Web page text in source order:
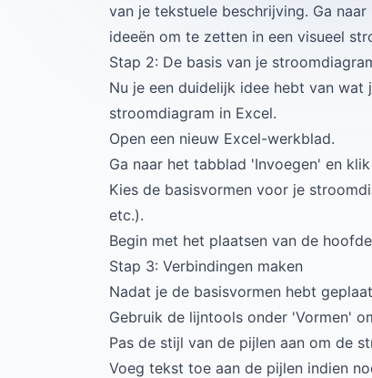
van je tekstuele beschrijving. Ga naar
ideeën om te zetten in een visueel
Stap 2: De basis van je
Nu je een duidelijk idee hebt van
stroomdiagram in Excel.
Open een nieuw Excel-werkblad.
Ga naar het tabblad 'Invoegen' en
Kies de basisvormen voor je
etc.).
Begin met het plaatsen van de
Stap 3: Verbindingen maken
Nadat je de basisvormen hebt
Gebruik de lijntools onder 'Vormen'
Pas de stijl van de pijlen aan om de
Voeg tekst toe aan de pijlen indien